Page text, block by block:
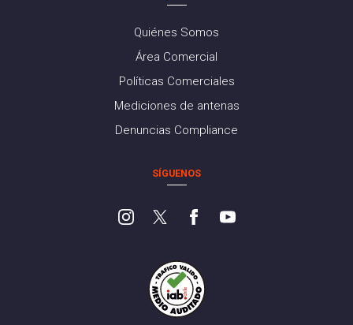
Quiénes Somos
Área Comercial
Políticas Comerciales
Mediciones de antenas
Denuncias Compliance
SÍGUENOS